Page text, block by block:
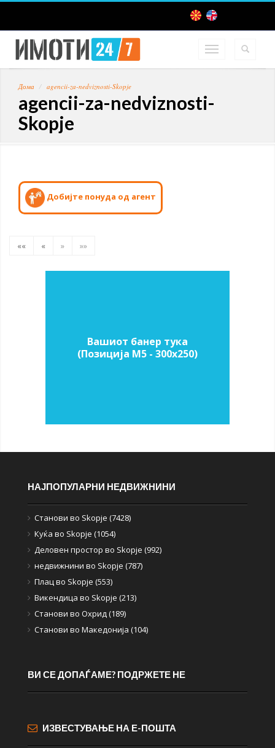
Дома agencii-za-nedviznosti-Skopje
agencii-za-nedviznosti-
Skopje
Добијте понуда од агент
«« « » »»
Вашиот банер тука
(Позиција M5 - 300х250)
НАЈПОПУЛАРНИ НЕДВИЖНИНИ
Станови во Skopje (7428)
Куќа во Skopje (1054)
Деловен простор во Skopje (992)
недвижнини во Skopje (787)
Плац во Skopje (553)
Викендица во Skopje (213)
Станови во Охрид (189)
Станови во Македонија (104)
ВИ СЕ ДОПАЃАМЕ? ПОДРЖЕТЕ НЕ
ИЗВЕСТУВАЊЕ НА Е-ПОШТА